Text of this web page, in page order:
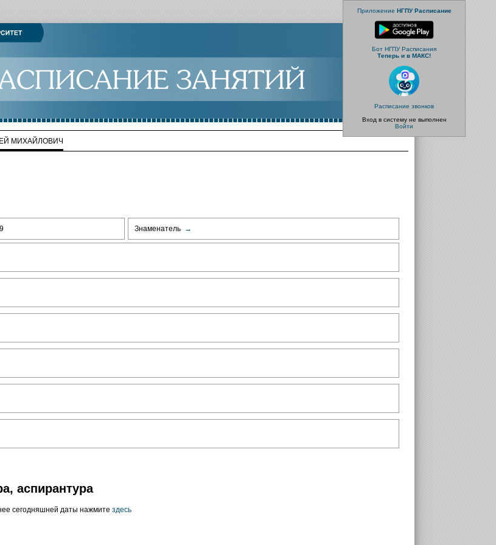
Приложение НГПУ Расписание
Бот НГПУ Расписания
Теперь и в МАКС!
Расписание звонков
Вход в систему не выполнен
Войти
МИХАЙЛОВИЧ
Знаменатель →
аспирантура
сегодняшней даты нажмите здесь